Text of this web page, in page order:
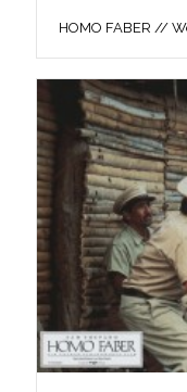
HOMO FABER //